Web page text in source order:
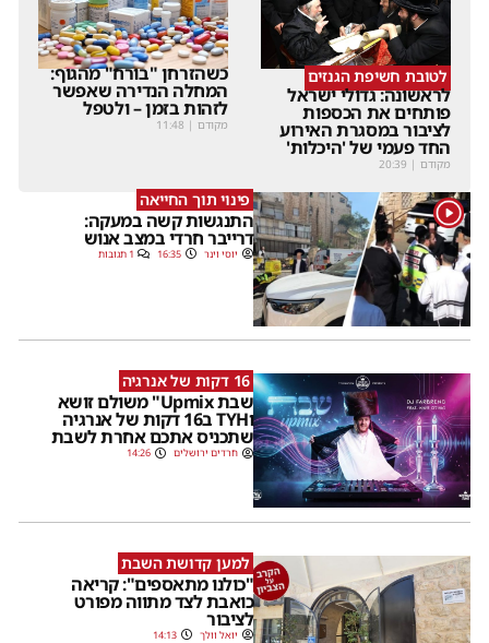
לטובת חשיפת הגנזים
לראשונה: גדולי ישראל
פותחים את הכספות
לציבור במסגרת האירוע
החד פעמי של 'היכלות'
מקודם |
20:39
כשהזרחן "בורח" מהגוף:
המחלה הנדירה שאפשר
לזהות בזמן – ולטפל
מקודם |
11:48
1 פינוי תוך החייאה
התנגשות קשה במעקה:
דרייבר חרדי במצב אנוש
יוסי וינר 16:35 1 תגובות
16 דקות של אנרגיה
שבת Upmix" משולם זושא
וTYH ב16 דקות של אנרגיה
שתכניס אתכם אחרת לשבת
חרדים ירושלים 14:26
למען קדושת השבת
"כולנו מתאספים": קריאה
כואבת לצד מתווה מפורט
לציבור
יואל וולך 14:13